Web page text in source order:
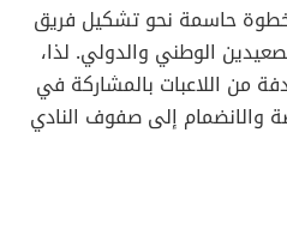
خطوة حاسمة نحو تشكيل فريق
الوطني والدولي. لذا،
من اللاعبات بالمشاركة في
والانضمام إلى صفوف النادي